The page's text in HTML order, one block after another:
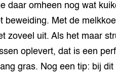
daar omheen nog wat
beweiding. Met de
zoveel uit. Als het maar
oplevert, dat is een
gras. Nog een tip: bij